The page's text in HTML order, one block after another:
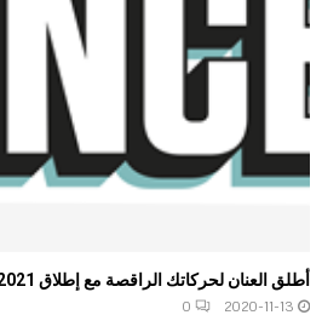
أطلق العنان لحركاتك الراقصة مع إطلاق JUST DANCE® 2021 اليوم
2020-11-13
0